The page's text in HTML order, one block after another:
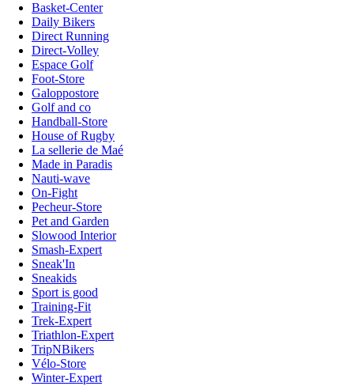
Basket-Center
Daily Bikers
Direct Running
Direct-Volley
Espace Golf
Foot-Store
Galoppostore
Golf and co
Handball-Store
House of Rugby
La sellerie de Maé
Made in Paradis
Nauti-wave
On-Fight
Pecheur-Store
Pet and Garden
Slowood Interior
Smash-Expert
Sneak'In
Sneakids
Sport is good
Training-Fit
Trek-Expert
Triathlon-Expert
TripNBikers
Vélo-Store
Winter-Expert